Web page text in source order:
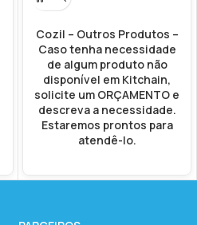
Cozil – Outros Produtos –
Caso tenha necessidade
de algum produto não
disponível em Kitchain,
solicite um ORÇAMENTO e
descreva a necessidade.
Estaremos prontos para
atendê-lo.